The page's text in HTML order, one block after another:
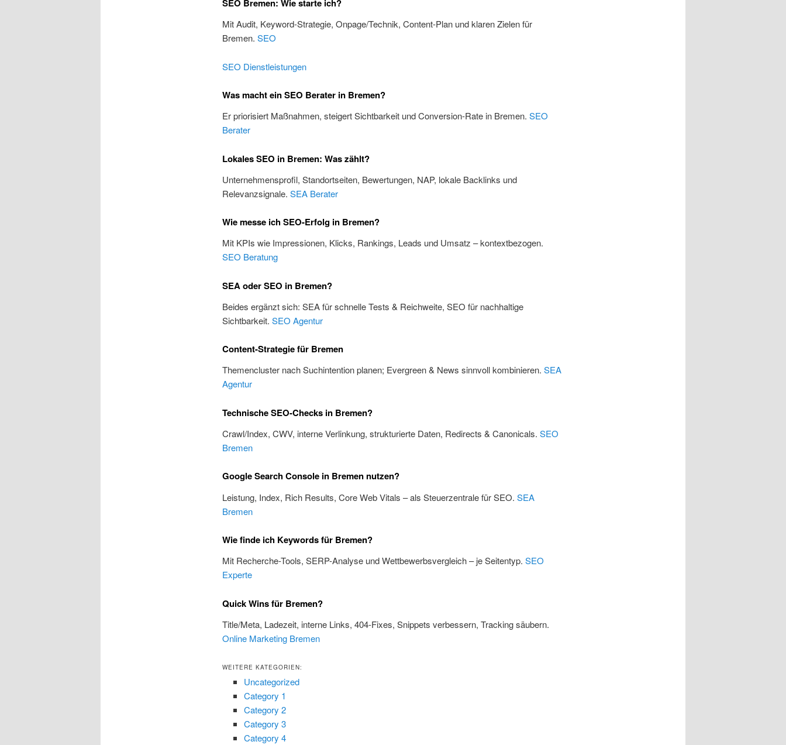
SEO Bremen: Wie starte ich?
Mit Audit, Keyword-Strategie, Onpage/Technik, Content-Plan und klaren Zielen für
Bremen. SEO
SEO Dienstleistungen
Was macht ein SEO Berater in Bremen?
Er priorisiert Maßnahmen, steigert Sichtbarkeit und Conversion-Rate in Bremen. SEO
Berater
Lokales SEO in Bremen: Was zählt?
Unternehmensprofil, Standortseiten, Bewertungen, NAP, lokale Backlinks und
Relevanzsignale. SEA Berater
Wie messe ich SEO-Erfolg in Bremen?
Mit KPIs wie Impressionen, Klicks, Rankings, Leads und Umsatz – kontextbezogen.
SEO Beratung
SEA oder SEO in Bremen?
Beides ergänzt sich: SEA für schnelle Tests & Reichweite, SEO für nachhaltige
Sichtbarkeit. SEO Agentur
Content-Strategie für Bremen
Themencluster nach Suchintention planen; Evergreen & News sinnvoll kombinieren. SEA
Agentur
Technische SEO-Checks in Bremen?
Crawl/Index, CWV, interne Verlinkung, strukturierte Daten, Redirects & Canonicals. SEO
Bremen
Google Search Console in Bremen nutzen?
Leistung, Index, Rich Results, Core Web Vitals – als Steuerzentrale für SEO. SEA
Bremen
Wie finde ich Keywords für Bremen?
Mit Recherche-Tools, SERP-Analyse und Wettbewerbsvergleich – je Seitentyp. SEO
Experte
Quick Wins für Bremen?
Title/Meta, Ladezeit, interne Links, 404-Fixes, Snippets verbessern, Tracking säubern.
Online Marketing Bremen
WEITERE KATEGORIEN:
Uncategorized
Category 1
Category 2
Category 3
Category 4